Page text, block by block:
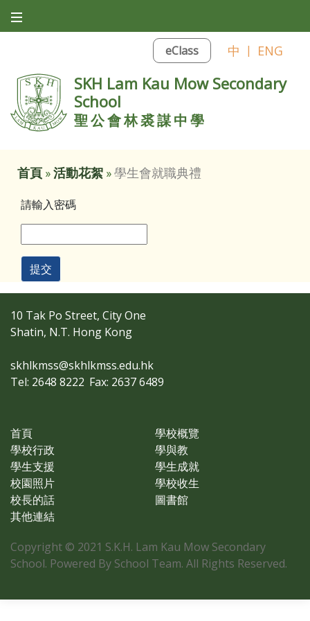
eClass 中 | ENG
SKH Lam Kau Mow Secondary
School
聖公會林裘謀中學
首頁 »活動花絮 »學生會就職典禮
請輸入密碼
提交
10 Tak Po Street, City One
Shatin, N.T. Hong Kong
skhlkmss@skhlkmss.edu.hk
Tel: 2648 8222 Fax: 2637 6489
首頁
學校概覽
學校行政
學與教
學生支援
學生成就
校園照片
學校收生
校長的話
圖書館
其他連結
Copyright © 2021 S.K.H. Lam Kau Mow Secondary
School. Powered By School Team. All Rights Reserved.